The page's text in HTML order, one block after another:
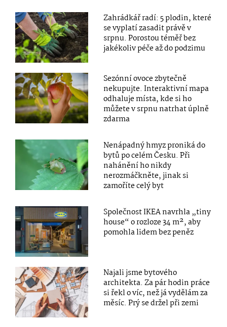
Zahrádkář radí: 5 plodin, které
se vyplatí zasadit právě v
srpnu. Porostou téměř bez
jakékoliv péče až do podzimu
Sezónní ovoce zbytečně
nekupujte. Interaktivní mapa
odhaluje místa, kde si ho
můžete v srpnu natrhat úplně
zdarma
Nenápadný hmyz proniká do
bytů po celém Česku. Při
nahánění ho nikdy
nerozmáčkněte, jinak si
zamoříte celý byt
Společnost IKEA navrhla „tiny
house“ o rozloze 34 m², aby
pomohla lidem bez peněz
Najali jsme bytového
architekta. Za pár hodin práce
si řekl o víc, než já vydělám za
měsíc. Prý se držel při zemi